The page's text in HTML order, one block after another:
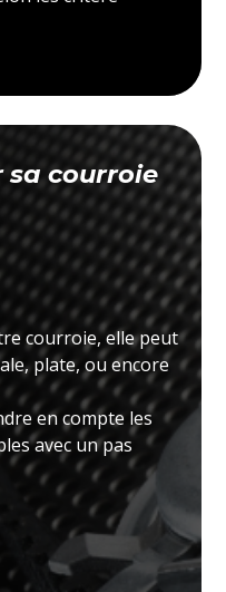
sa courroie
courroie, elle peut
plate, ou encore
en compte les
avec un pas